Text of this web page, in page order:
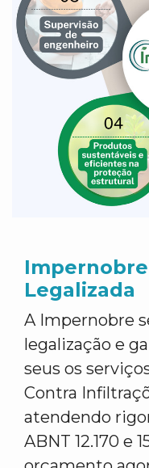
Legalizada
A Impernobre
legalização e
seus os
Contra
atendendo
ABNT 12.170 e